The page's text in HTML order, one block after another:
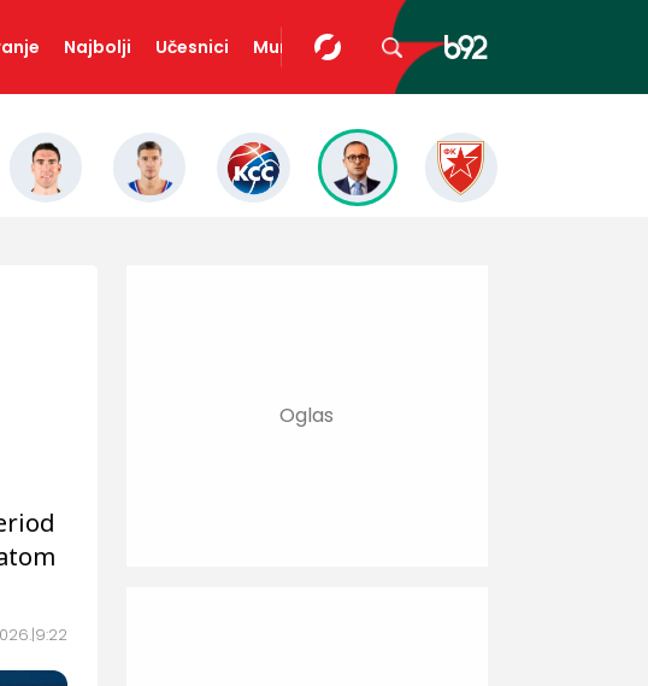
Najbolji Učesnici Mundopedija
9:22